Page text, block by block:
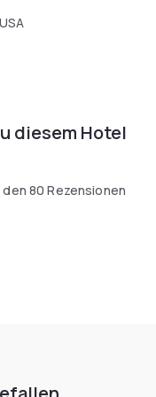
diesem Hotel
den 80 Rezensionen